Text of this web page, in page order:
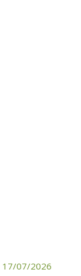
17/07/2026